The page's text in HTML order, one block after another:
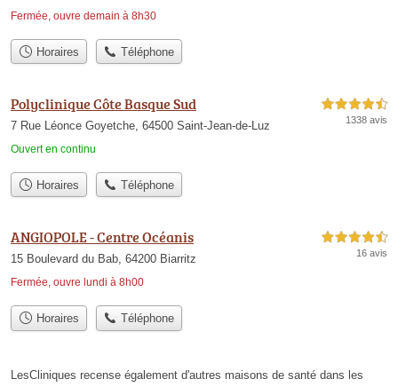
Fermée, ouvre demain à 8h30
Horaires Téléphone
Polyclinique Côte Basque Sud
7 Rue Léonce Goyetche, 64500 Saint-Jean-de-Luz
Ouvert en continu
4,5 étoiles sur 5
1338 avis
Horaires Téléphone
ANGIOPOLE - Centre Océanis
15 Boulevard du Bab, 64200 Biarritz
Fermée, ouvre lundi à 8h00
4,5 étoiles sur 5
16 avis
Horaires Téléphone
LesCliniques recense également d'autres maisons de santé dans les